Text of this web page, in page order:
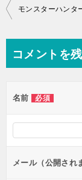
投
ビ
ー
シ
ン
コメントを
名前 必須
メール（公開され